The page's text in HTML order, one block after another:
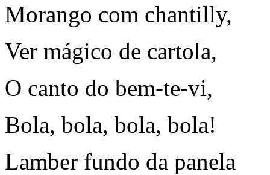
Morango com chantilly,
Ver mágico de cartola,
O canto do bem-te-vi,
Bola, bola, bola, bola!
Lamber fundo da panela